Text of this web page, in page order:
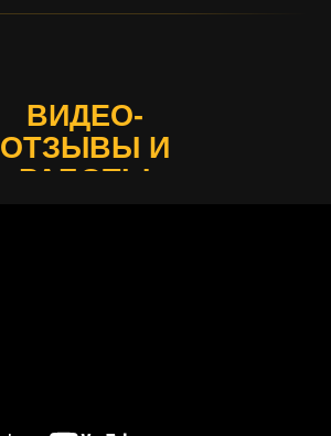
ВИДЕО-
ОТЗЫВЫ И
РАБОТЫ